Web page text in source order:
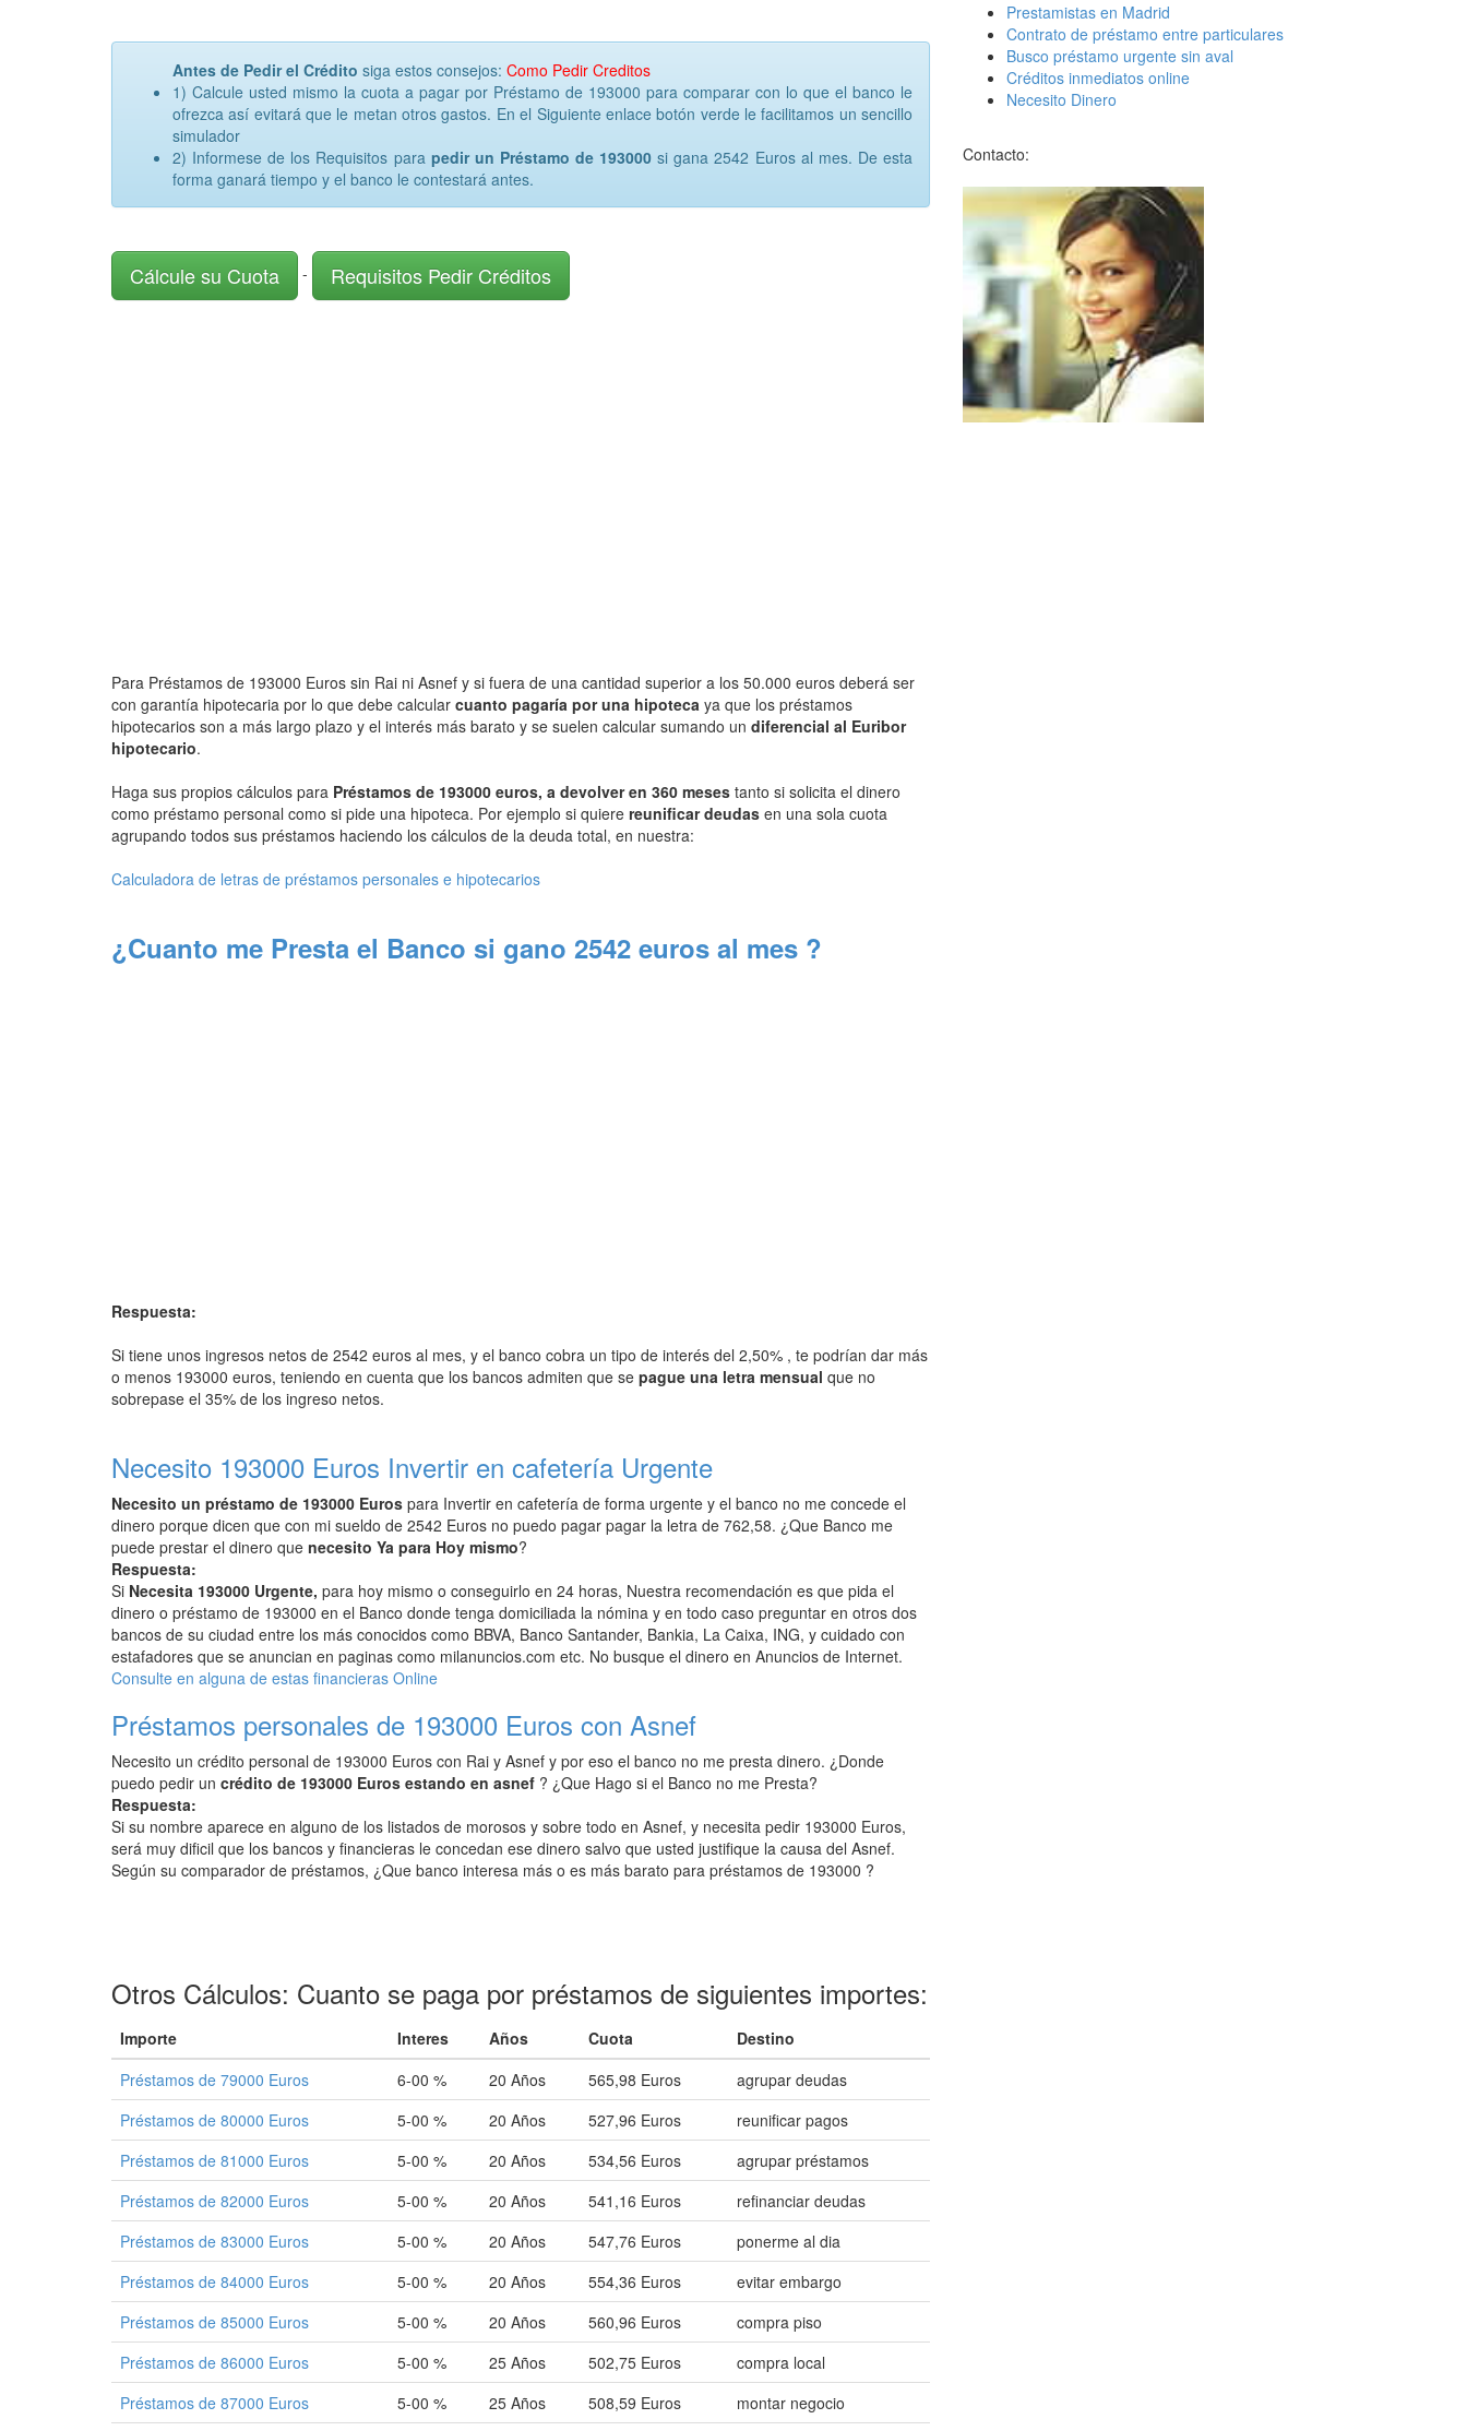
Antes de Pedir el Crédito siga estos consejos: Como Pedir Creditos
1) Calcule usted mismo la cuota a pagar por Préstamo de 193000 para comparar con lo que el banco le
ofrezca así evitará que le metan otros gastos. En el Siguiente enlace botón verde le facilitamos un sencillo
simulador
2) Informese de los Requisitos para pedir un Préstamo de 193000si gana 2542 Euros al mes. De esta
forma ganará tiempo y el banco le contestará antes.
Cálcule su Cuota - Requisitos Pedir Créditos
Para Préstamos de 193000 Euros sin Rai ni Asnef y si fuera de una cantidad superior a los 50.000 euros deberá ser
con garantía hipotecaria por lo que debe calcular cuanto pagaría por una hipoteca ya que los préstamos
hipotecarios son a más largo plazo y el interés más barato y se suelen calcular sumando un diferencial al Euribor
hipotecario.
Haga sus propios cálculos para Préstamos de 193000 euros, a devolver en 360 meses tanto si solicita el dinero
como préstamo personal como si pide una hipoteca. Por ejemplo si quiere reunificar deudas en una sola cuota
agrupando todos sus préstamos haciendo los cálculos de la deuda total, en nuestra:
Calculadora de letras de préstamos personales e hipotecarios
¿Cuanto me Presta el Banco si gano 2542 euros al mes ?
Respuesta:
Si tiene unos ingresos netos de 2542 euros al mes, y el banco cobra un tipo de interés del 2,50% , te podrían dar más
o menos 193000 euros, teniendo en cuenta que los bancos admiten que se pague una letra mensual que no
sobrepase el 35% de los ingreso netos.
Necesito 193000 Euros Invertir en cafetería Urgente
Necesito un préstamo de 193000 Euros para Invertir en cafetería de forma urgente y el banco no me concede el
dinero porque dicen que con mi sueldo de 2542 Euros no puedo pagar pagar la letra de 762,58. ¿Que Banco me
puede prestar el dinero que necesito Ya para Hoy mismo?
Respuesta:
Si Necesita 193000 Urgente, para hoy mismo o conseguirlo en 24 horas, Nuestra recomendación es que pida el
dinero o préstamo de 193000 en el Banco donde tenga domiciliada la nómina y en todo caso preguntar en otros dos
bancos de su ciudad entre los más conocidos como BBVA, Banco Santander, Bankia, La Caixa, ING, y cuidado con
estafadores que se anuncian en paginas como milanuncios.com etc. No busque el dinero en Anuncios de Internet.
Consulte en alguna de estas financieras Online
Préstamos personales de 193000 Euros con Asnef
Necesito un crédito personal de 193000 Euros con Rai y Asnef y por eso el banco no me presta dinero. ¿Donde
puedo pedir un crédito de 193000 Euros estando en asnef ? ¿Que Hago si el Banco no me Presta?
Respuesta:
Si su nombre aparece en alguno de los listados de morosos y sobre todo en Asnef, y necesita pedir 193000 Euros,
será muy dificil que los bancos y financieras le concedan ese dinero salvo que usted justifique la causa del Asnef.
Según su comparador de préstamos, ¿Que banco interesa más o es más barato para préstamos de 193000 ?
Otros Cálculos: Cuanto se paga por préstamos de siguientes importes:
Importe Interes Años Cuota
Destino
Préstamos de 79000 Euros
6-00 % 20 Años 565,98 Euros
agrupar deudas
Préstamos de 80000 Euros
5-00 % 20 Años 527,96 Euros
reunificar pagos
Préstamos de 81000 Euros
5-00 % 20 Años 534,56 Euros
agrupar préstamos
Préstamos de 82000 Euros
5-00 % 20 Años 541,16 Euros
refinanciar deudas
Préstamos de 83000 Euros
5-00 % 20 Años 547,76 Euros
ponerme al dia
Préstamos de 84000 Euros
5-00 % 20 Años 554,36 Euros
evitar embargo
Préstamos de 85000 Euros
5-00 % 20 Años 560,96 Euros
compra piso
Préstamos de 86000 Euros
5-00 % 25 Años 502,75 Euros
compra local
Préstamos de 87000 Euros
5-00 % 25 Años 508,59 Euros montar negocio
Prestamistas en Madrid
Contrato de préstamo entre particulares
Busco préstamo urgente sin aval
Créditos inmediatos online
Necesito Dinero
Contacto: